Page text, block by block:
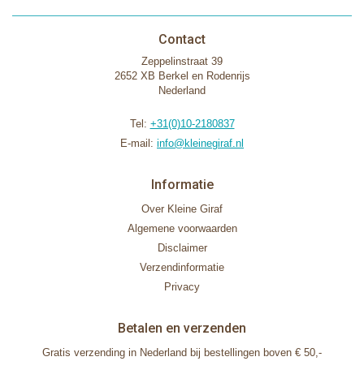
Contact
Zeppelinstraat 39
2652 XB Berkel en Rodenrijs
Nederland
Tel: +31(0)10-2180837
E-mail: info@kleinegiraf.nl
Informatie
Over Kleine Giraf
Algemene voorwaarden
Disclaimer
Verzendinformatie
Privacy
Betalen en verzenden
Gratis verzending in Nederland bij bestellingen boven € 50,-